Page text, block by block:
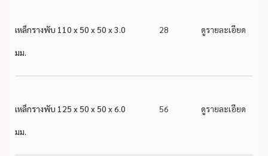
เหล็กรางพับ 110 x 50 x 50 x 3.0
มม.
28 ดูรายละเอียด
เหล็กรางพับ 125 x 50 x 50 x 6.0
มม.
56 ดูรายละเอียด